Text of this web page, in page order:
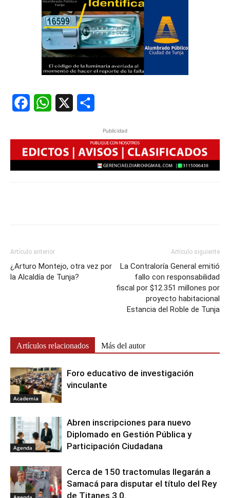
FacebookWhatsApp
Publicidad
Artículo anterior
¿Arturo Montejo, otra vez por
la Alcaldía de Tunja?
Artículo siguiente
La Contraloría General emitió
fallo con responsabilidad
fiscal por $12.351 millones por
proyecto habitacional
Estancia del Roble de Tunja
Artículos relacionados Más del autor
Academia
Foro educativo de investigación
vinculante
Agenda
Abren inscripciones para nuevo
Diplomado en Gestión Pública y
Participación Ciudadana
Cerca de 150 tractomulas llegarán a
Samacá para disputar el título del Rey
de Titanes 3.0.